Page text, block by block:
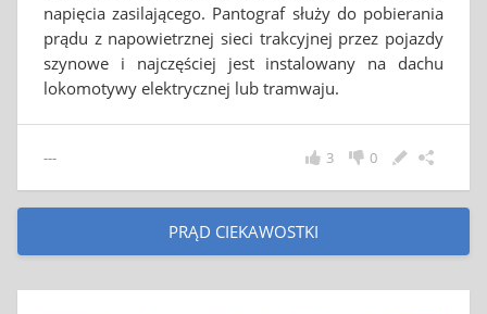
napięcia zasilającego. Pantograf służy do pobierania
prądu z napowietrznej sieci trakcyjnej przez pojazdy
szynowe i najczęściej jest instalowany na dachu
lokomotywy elektrycznej lub tramwaju.
--- 0
3
PRĄD CIEKAWOSTKI